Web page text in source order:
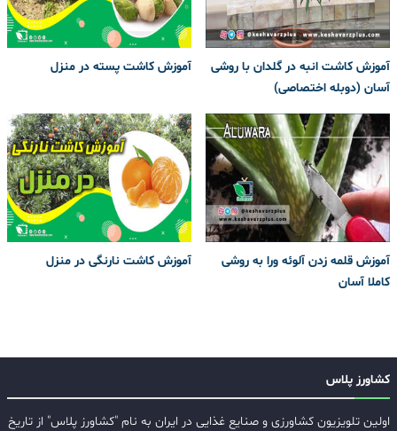
آموزش کاشت انبه در گلدان با روشی
آسان (دوبله اختصاصی)
آموزش کاشت پسته در منزل
آموزش قلمه زدن آلوئه ورا به روشی
کاملا آسان
آموزش کاشت نارنگی در منزل
کشاورز پلاس
اولین تلویزیون کشاورزی و صنایع غذایی در ایران به نام "کشاورز پلاس" از تاریخ